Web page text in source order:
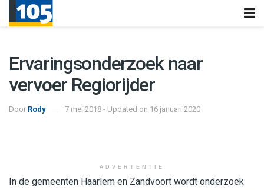
Ervaringsonderzoek naar
vervoer Regiorijder
Door Rody 7 mei 2018 - Updated on 16 januari 2020
ADVERTENTIE
In de gemeenten Haarlem en Zandvoort wordt onderzoek